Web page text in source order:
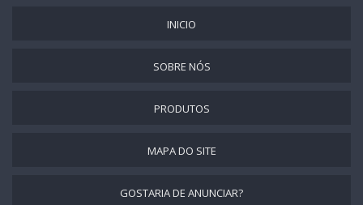
QUADRO ELÉTRICO MONTADO
MONTAGEM DE QUADROS ELÉTRICOS
SERVIÇOS DE INSTALAÇÃO DE QUADRO ELÉTRICO
INICIO
SOBRE NÓS
PRODUTOS
MAPA DO SITE
GOSTARIA DE ANUNCIAR?